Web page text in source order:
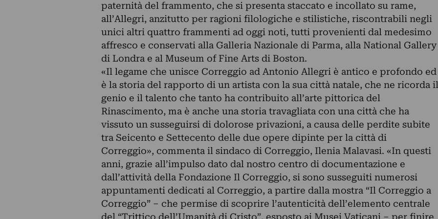
paternità del frammento, che si presenta staccato e incollato su rame,
all’Allegri, anzitutto per ragioni filologiche e stilistiche, riscontrabili negli
unici altri quattro frammenti ad oggi noti, tutti provenienti dal medesimo
affresco e conservati alla Galleria Nazionale di Parma, alla National Gallery
di Londra e al Museum of Fine Arts di Boston.
«Il legame che unisce Correggio ad Antonio Allegri è antico e profondo ed
è la storia del rapporto di un artista con la sua città natale, che ne ricorda il
genio e il talento che tanto ha contribuito all’arte pittorica del
Rinascimento, ma è anche una storia travagliata con una città che ha
vissuto un susseguirsi di dolorose privazioni, a causa delle perdite subite
tra Seicento e Settecento delle due opere dipinte per la città di
Correggio», commenta il sindaco di Correggio, Ilenia Malavasi. «In questi
anni, grazie all’impulso dato dal nostro centro di documentazione e
dall’attività della Fondazione Il Correggio, si sono susseguiti numerosi
appuntamenti dedicati al Correggio, a partire dalla mostra “Il Correggio a
Correggio” – che permise di scoprire l’autenticità dell’elemento centrale